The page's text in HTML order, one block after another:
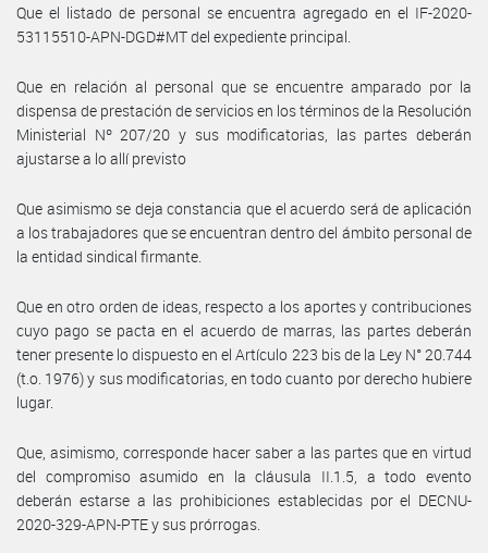
Que el listado de personal se encuentra agregado en el IF-2020-
53115510-APN-DGD#MT del expediente principal.
Que en relación al personal que se encuentre amparado por la
dispensa de prestación de servicios en los términos de la Resolución
Ministerial Nº 207/20 y sus modificatorias, las partes deberán
ajustarse a lo allí previsto
Que asimismo se deja constancia que el acuerdo será de aplicación
a los trabajadores que se encuentran dentro del ámbito personal de
la entidad sindical firmante.
Que en otro orden de ideas, respecto a los aportes y contribuciones
cuyo pago se pacta en el acuerdo de marras, las partes deberán
tener presente lo dispuesto en el Artículo 223 bis de la Ley N° 20.744
(t.o. 1976) y sus modificatorias, en todo cuanto por derecho hubiere
lugar.
Que, asimismo, corresponde hacer saber a las partes que en virtud
del compromiso asumido en la cláusula II.1.5, a todo evento
deberán estarse a las prohibiciones establecidas por el DECNU-
2020-329-APN-PTE y sus prórrogas.